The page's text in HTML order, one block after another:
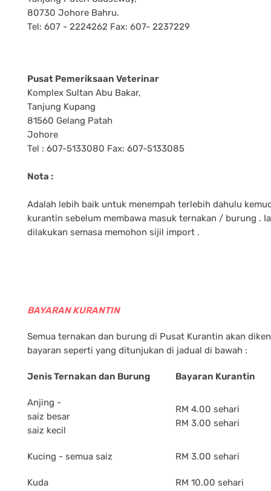
80730 Johore Bahru.
Tel: 607 - 2224262 Fax: 607- 2237229
Pusat Pemeriksaan Veterinar
Komplex Sultan Abu Bakar,
Tanjung Kupang
81560 Gelang Patah
Johore
Tel : 607-5133080 Fax: 607-5133085
Nota :
Adalah lebih baik untuk menempah terlebih dahulu
kurantin sebelum membawa masuk ternakan / burung .
dilakukan semasa memohon sijil import .
BAYARAN KURANTIN
Semua ternakan dan burung di Pusat Kurantin akan
bayaran seperti yang ditunjukan di jadual di bawah :
Jenis Ternakan dan Burung Bayaran Kurantin
Anjing -
saiz besar
saiz kecil
RM 4.00 sehari
RM 3.00 sehari
Kucing - semua saiz RM 3.00 sehari
Kuda RM 10.00 sehari